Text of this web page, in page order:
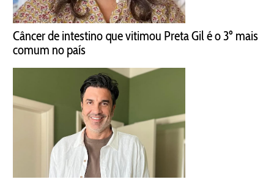
Câncer de intestino que vitimou Preta Gil é o 3º mais
comum no país